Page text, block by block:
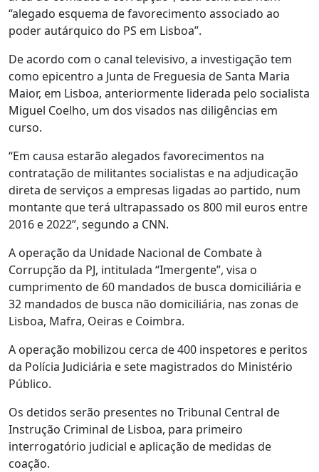
“alegado esquema de favorecimento associado ao
poder autárquico do PS em Lisboa”.
De acordo com o canal televisivo, a investigação tem
como epicentro a Junta de Freguesia de Santa Maria
Maior, em Lisboa, anteriormente liderada pelo socialista
Miguel Coelho, um dos visados nas diligências em
curso.
“Em causa estarão alegados favorecimentos na
contratação de militantes socialistas e na adjudicação
direta de serviços a empresas ligadas ao partido, num
montante que terá ultrapassado os 800 mil euros entre
2016 e 2022”, segundo a CNN.
A operação da Unidade Nacional de Combate à
Corrupção da PJ, intitulada “Imergente”, visa o
cumprimento de 60 mandados de busca domiciliária e
32 mandados de busca não domiciliária, nas zonas de
Lisboa, Mafra, Oeiras e Coimbra.
A operação mobilizou cerca de 400 inspetores e peritos
da Polícia Judiciária e sete magistrados do Ministério
Público.
Os detidos serão presentes no Tribunal Central de
Instrução Criminal de Lisboa, para primeiro
interrogatório judicial e aplicação de medidas de
coação.